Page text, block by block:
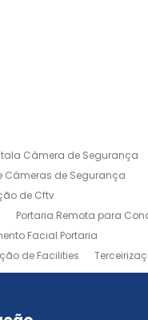
Câmera de Segurança
Câmeras de Segurança
de Cftv
Portaria Remota para
Facial Portaria
de Facilities